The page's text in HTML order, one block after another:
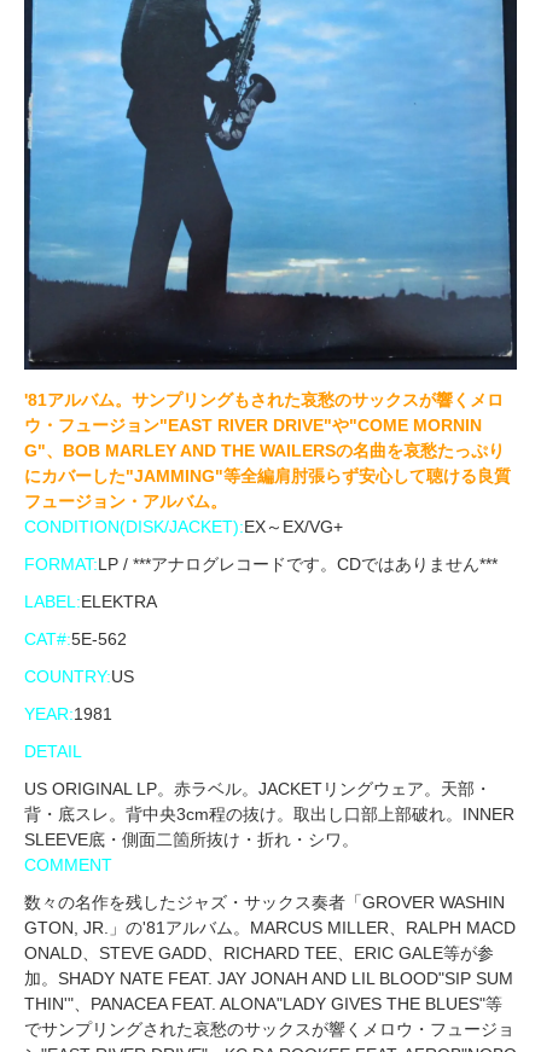
'81アルバム。サンプリングもされた哀愁のサックスが響くメロ
ウ・フュージョン"EAST RIVER DRIVE"や"COME MORNIN
G"、BOB MARLEY AND THE WAILERSの名曲を哀愁たっぷり
にカバーした"JAMMING"等全編肩肘張らず安心して聴ける良質
フュージョン・アルバム。
CONDITION(DISK/JACKET):EX～EX/VG+
FORMAT:LP / ***アナログレコードです。CDではありません***
LABEL:ELEKTRA
CAT#:5E-562
COUNTRY:US
YEAR:1981
DETAIL
US ORIGINAL LP。赤ラベル。JACKETリングウェア。天部・
背・底スレ。背中央3cm程の抜け。取出し口部上部破れ。INNER
SLEEVE底・側面二箇所抜け・折れ・シワ。
COMMENT
数々の名作を残したジャズ・サックス奏者「GROVER WASHIN
GTON, JR.」の'81アルバム。MARCUS MILLER、RALPH MACD
ONALD、STEVE GADD、RICHARD TEE、ERIC GALE等が参
加。SHADY NATE FEAT. JAY JONAH AND LIL BLOOD"SIP SUM
THIN'"、PANACEA FEAT. ALONA"LADY GIVES THE BLUES"等
でサンプリングされた哀愁のサックスが響くメロウ・フュージョ